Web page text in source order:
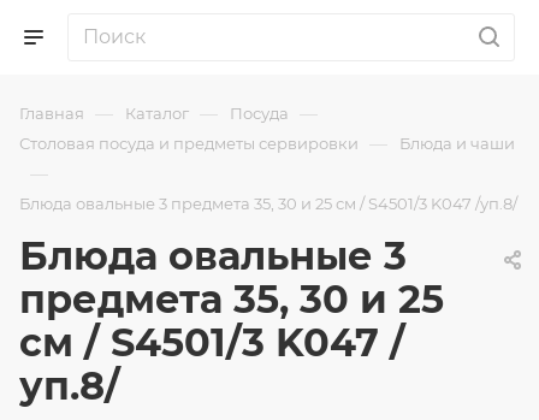
Главная — Каталог — Посуда —
Столовая посуда и предметы сервировки — Блюда и чаши
—
Блюда овальные 3 предмета 35, 30 и 25 см / S4501/3 K047 /уп.8/
Блюда овальные 3
предмета 35, 30 и 25
см / S4501/3 K047 /
уп.8/